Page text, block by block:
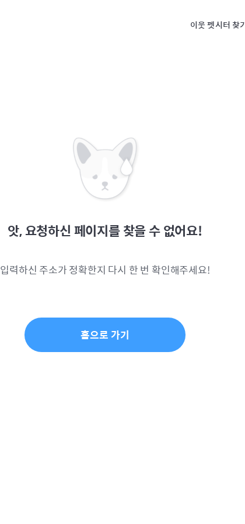
이웃 펫시터 찾기
앗, 요청하신 페이지를 찾을 수 없어요!
입력하신 주소가 정확한지 다시 한 번 확인해주세요!
홈으로 가기